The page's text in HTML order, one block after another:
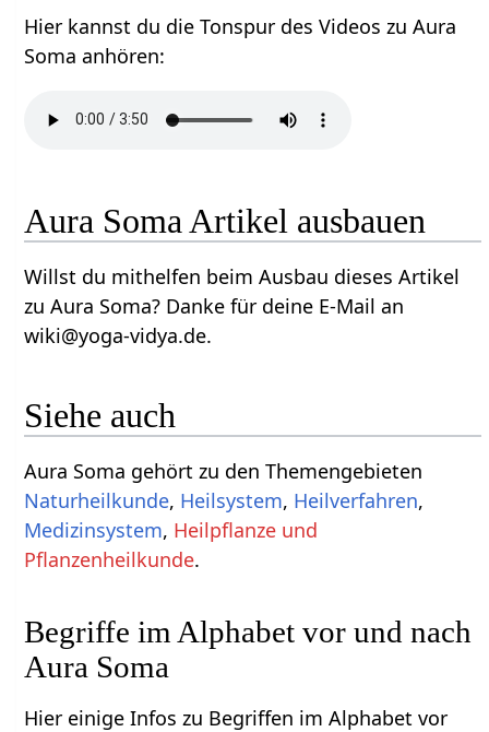
Hier kannst du die Tonspur des Videos zu Aura
Soma anhören:
Aura Soma Artikel ausbauen
Willst du mithelfen beim Ausbau dieses Artikel
zu Aura Soma? Danke für deine E-Mail an
wiki@yoga-vidya.de.
Siehe auch
Aura Soma gehört zu den Themengebieten
Naturheilkunde, Heilsystem, Heilverfahren,
Medizinsystem, Heilpflanze und
Pflanzenheilkunde.
Begriffe im Alphabet vor und nach
Aura Soma
Hier einige Infos zu Begriffen im Alphabet vor